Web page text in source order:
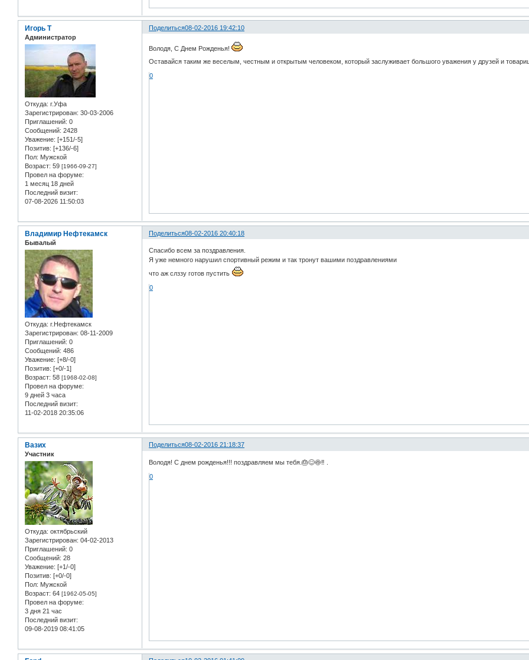
Поделиться08-02-2016 19:42:10
Игорь Т
Администратор
Откуда: г.Уфа
Зарегистрирован: 30-03-2006
Приглашений: 0
Сообщений: 2428
Уважение: [+151/-5]
Позитив: [+136/-6]
Пол: Мужской
Возраст: 59 [1966-09-27]
Провел на форуме:
1 месяц 18 дней
Последний визит:
07-08-2026 11:50:03
Володя, С Днем Рожденья!
Оставайся таким же веселым, честным и открытым человеком, который заслуживает большого уважения у друзей и
0
Поделиться08-02-2016 20:40:18
Владимир Нефтекамск
Бывалый
Откуда: г.Нефтекамск
Зарегистрирован: 08-11-2009
Приглашений: 0
Сообщений: 486
Уважение: [+8/-0]
Позитив: [+0/-1]
Возраст: 58 [1968-02-08]
Провел на форуме:
9 дней 3 часа
Последний визит:
11-02-2018 20:35:06
Спасибо всем за поздравления.
Я уже немного нарушил спортивный режим и так тронут вашими поздравлениями
что аж слззу готов пустить
0
Поделиться08-02-2016 21:18:37
Вазих
Участник
Откуда: октябрьский
Зарегистрирован: 04-02-2013
Приглашений: 0
Сообщений: 28
Уважение: [+1/-0]
Позитив: [+0/-0]
Пол: Мужской
Возраст: 64 [1962-05-05]
Провел на форуме:
3 дня 21 час
Последний визит:
09-08-2019 08:41:05
Володя! С днем рожденья!!! поздравляем мы тебя.🎂😊🍥‼ .
0